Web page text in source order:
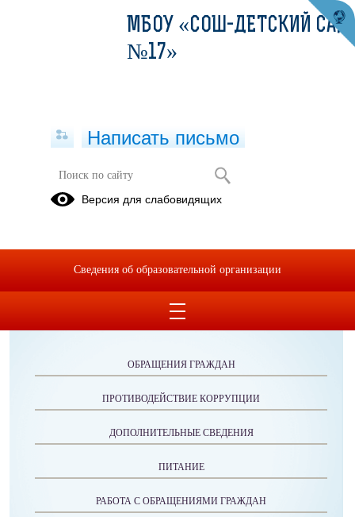
Охрана труда
ОБРАЩЕНИЯ ГРАЖДАН
ПРОТИВОДЕЙСТВИЕ КОРРУПЦИИ
ДОПОЛНИТЕЛЬНЫЕ СВЕДЕНИЯ
ПИТАНИЕ
РАБОТА С ОБРАЩЕНИЯМИ ГРАЖДАН
МБОУ «СОШ-ДЕТСКИЙ САД
№17»
Написать письмо
Версия для слабовидящих
Сведения об образовательной организации